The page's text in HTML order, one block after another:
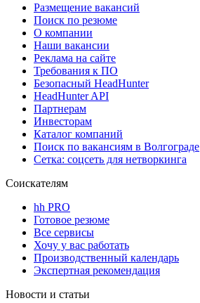
Размещение вакансий
Поиск по резюме
О компании
Наши вакансии
Реклама на сайте
Требования к ПО
Безопасный HeadHunter
HeadHunter API
Партнерам
Инвесторам
Каталог компаний
Поиск по вакансиям в Волгограде
Сетка: соцсеть для нетворкинга
Соискателям
hh PRO
Готовое резюме
Все сервисы
Хочу у вас работать
Производственный календарь
Экспертная рекомендация
Новости и статьи